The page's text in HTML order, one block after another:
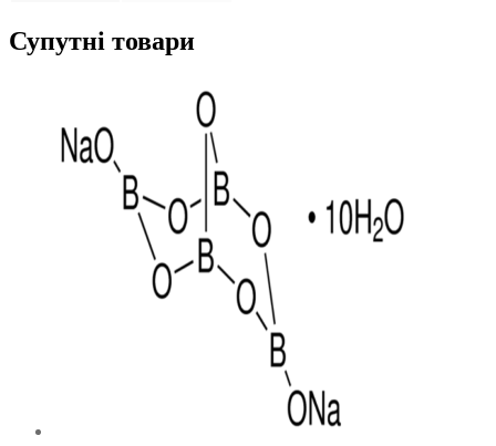
Супутні товари